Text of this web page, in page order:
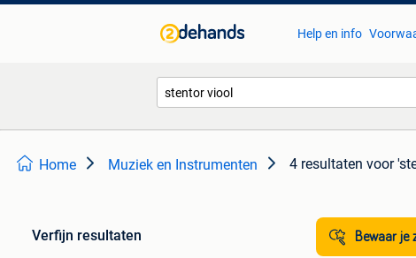
Help en info
Home Muziek en Instrumenten 4 resultaten voor
Verfijn resultaten
Bewaar je